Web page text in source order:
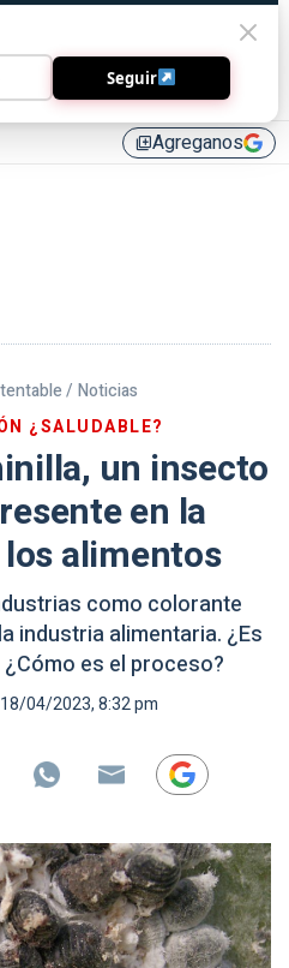
library_addAgreganos
/ Noticias
¿SALUDABLE?
un insecto
en la
alimentos
como colorante
industria alimentaria. ¿Es
es el proceso?
18/04/2023, 8:32 pm
Seguir